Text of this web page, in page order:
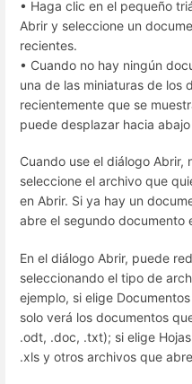
• Haga clic en el pequeño
Abrir y seleccione un
recientes.
• Cuando no hay ningún
una de las miniaturas de los
recientemente que se
puede desplazar hacia
Cuando use el diálogo
seleccione el archivo que
en Abrir. Si ya hay un
abre el segundo documento
En el diálogo Abrir, puede
seleccionando el tipo de
ejemplo, si elige
solo verá los documentos
.odt, .doc, .txt); si elige
.xls y otros archivos que